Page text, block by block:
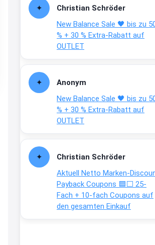
Christian Schröder
New Balance Sale 🖤 bis zu
% + 30 % Extra-Rabatt auf
OUTLET
Anonym
New Balance Sale 🖤 bis zu
% + 30 % Extra-Rabatt auf
OUTLET
Christian Schröder
Aktuell Netto Marken-
Payback Coupons 🟦⬜ 25-
Fach + 10-fach Coupons auf
den gesamten Einkauf
Gratis Hitzewarn-
verfärbt sich ab 28
Text weiter unten
shop.bioeg.de/
achtun...
↩
Joachim
Gratis personalisierte 7-
Ration Micronährstoffe/
↩
Joachim